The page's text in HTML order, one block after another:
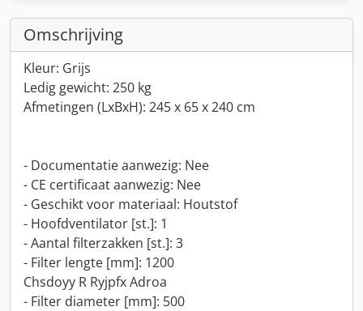
Omschrijving
Kleur: Grijs
Ledig gewicht: 250 kg
Afmetingen (LxBxH): 245 x 65 x 240 cm
- Documentatie aanwezig: Nee
- CE certificaat aanwezig: Nee
- Geschikt voor materiaal: Houtstof
- Hoofdventilator [st.]: 1
- Aantal filterzakken [st.]: 3
- Filter lengte [mm]: 1200
Chsdoyy R Ryjpfx Adroa
- Filter diameter [mm]: 500